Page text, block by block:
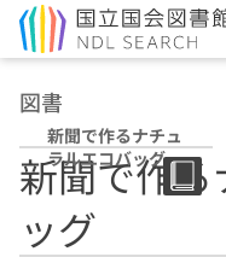
図書
新聞で作るナチュ
ラルエコバッグ
新聞で作
ッグ